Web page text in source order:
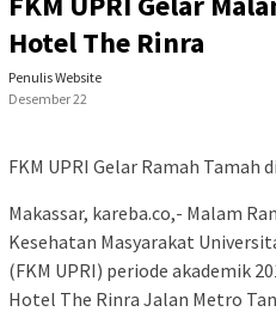
Hotel The Rinra
Penulis Website
Desember 22
FKM UPRI Gelar Ramah Tamah
Makassar, kareba.co,- Malam
Kesehatan Masyarakat
(FKM UPRI) periode akademik
Hotel The Rinra Jalan Metro